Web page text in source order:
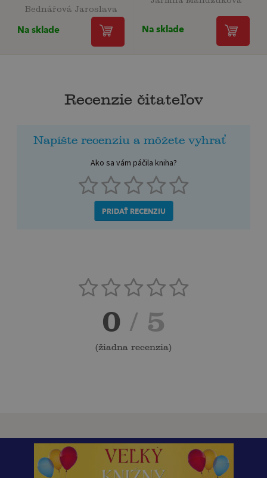
Bednářová Jaroslava
Na sklade Na sklade
Recenzie čitateľov
Napíšte recenziu a môžete vyhrať
Ako sa vám páčila kniha?
PRIDAŤ RECENZIU
0 / 5
(žiadna recenzia)